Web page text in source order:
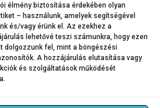
élmény biztosítása érdekében olyan
– használunk, amelyek segítségével
és/vagy érünk el. Az ezekhez a
lehetővé teszi számunkra, hogy ezen
dolgozzunk fel, mint a böngészési
A hozzájárulás elutasítása vagy
és szolgáltatások működését
Facebook oldalán találhatók.